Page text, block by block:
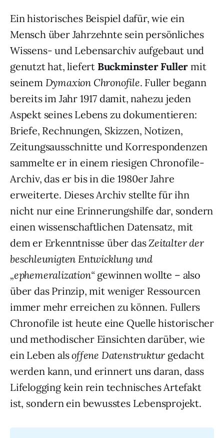
Ein historisches Beispiel dafür, wie ein
Mensch über Jahrzehnte sein persönliches
Wissens- und Lebensarchiv aufgebaut und
genutzt hat, liefert Buckminster Fuller mit
seinem Dymaxion Chronofile. Fuller begann
bereits im Jahr 1917 damit, nahezu jeden
Aspekt seines Lebens zu dokumentieren:
Briefe, Rechnungen, Skizzen, Notizen,
Zeitungsausschnitte und Korrespondenzen
sammelte er in einem riesigen Chronofile-
Archiv, das er bis in die 1980er Jahre
erweiterte. Dieses Archiv stellte für ihn
nicht nur eine Erinnerungshilfe dar, sondern
einen wissenschaftlichen Datensatz, mit
dem er Erkenntnisse über dasZeitalter der
beschleunigten Entwicklung und
„ephemeralization“gewinnen wollte – also
über das Prinzip, mit weniger Ressourcen
immer mehr erreichen zu können. Fullers
Chronofile ist heute eine Quelle historischer
und methodischer Einsichten darüber, wie
ein Leben alsoffene Datenstruktur gedacht
werden kann, und erinnert uns daran, dass
Lifelogging kein rein technisches Artefakt
ist, sondern ein bewusstes Lebensprojekt.